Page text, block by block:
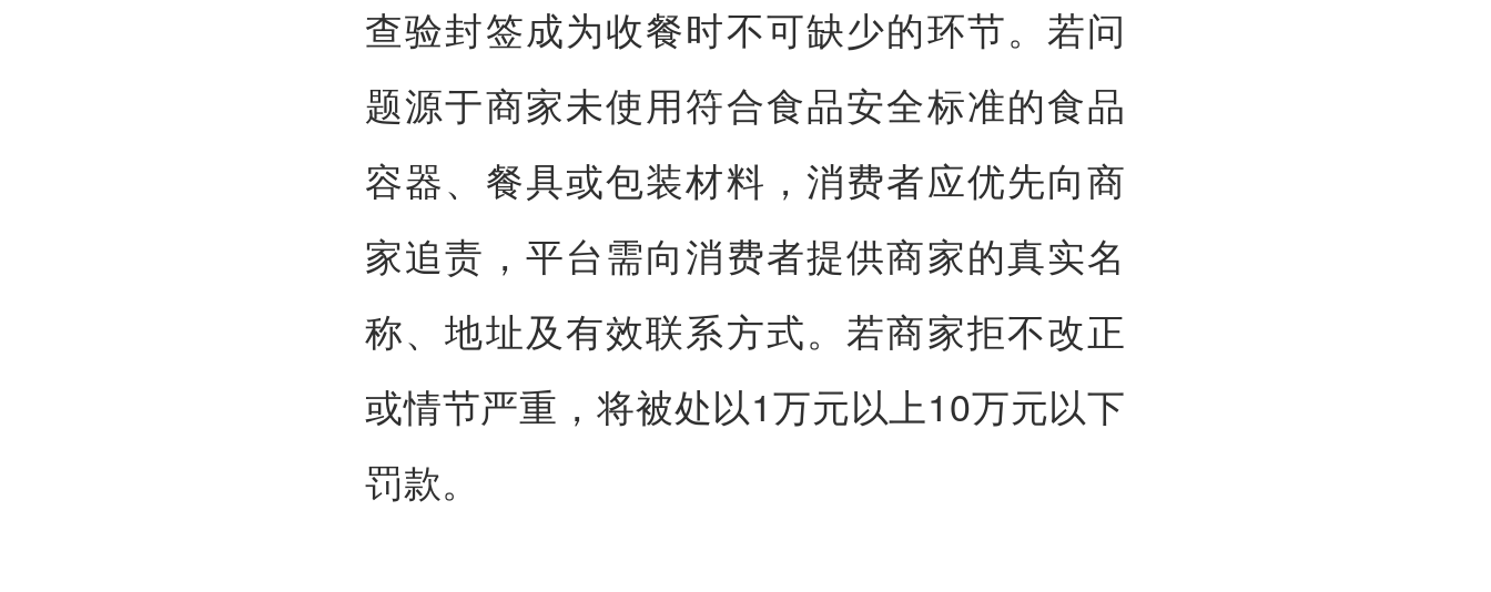
查验封签成为收餐时不可缺少的环节。若问
题源于商家未使用符合食品安全标准的食品
容器、餐具或包装材料，消费者应优先向商
家追责，平台需向消费者提供商家的真实名
称、地址及有效联系方式。若商家拒不改正
或情节严重，将被处以1万元以上10万元以下
罚款。